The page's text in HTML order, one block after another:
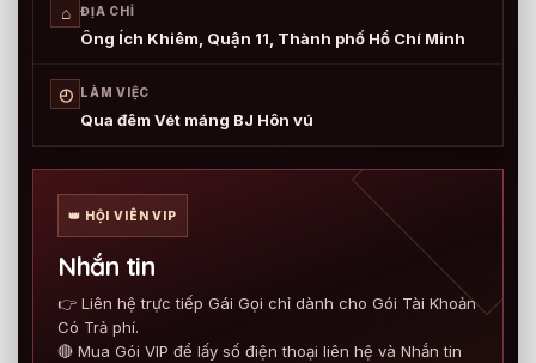
⌂ ĐỊA CHỈ
Ông Ích Khiêm, Quận 11, Thành phố Hồ Chí Minh
◴ LÀM VIỆC
Qua đêm Vét máng BJ Hôn vú
👑 HỘI VIÊN VIP
Nhắn tin
👉 Liên hệ trực tiếp Gái Gọi chỉ dành cho Gói Tài Khoản
Có Trả phí.
🔴 Mua Gói VIP để lấy số điện thoại liên hệ và Nhắn tin